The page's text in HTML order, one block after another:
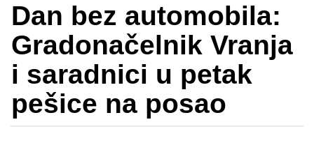
Dan bez automobila:
Gradonačelnik Vranja
i saradnici u petak
pešice na posao